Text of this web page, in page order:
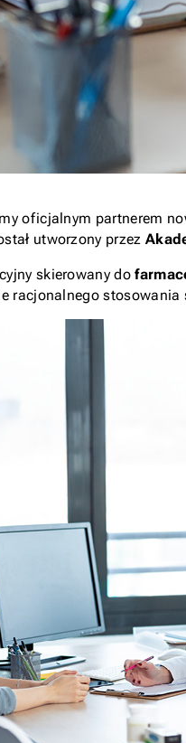
oficjalnym partnerem
utworzony przez
skierowany do
racjonalnego